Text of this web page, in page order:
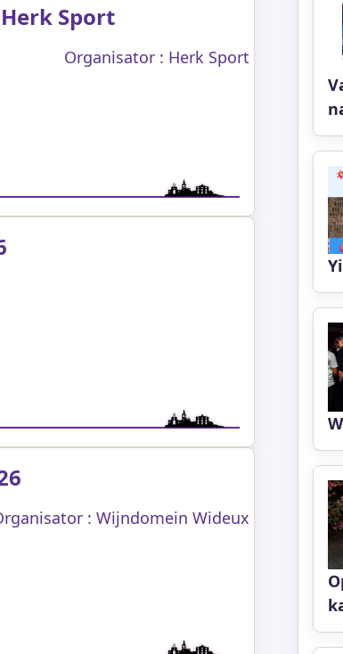
Sport
Organisator : Herk Sport
: Wijndomein Wideux